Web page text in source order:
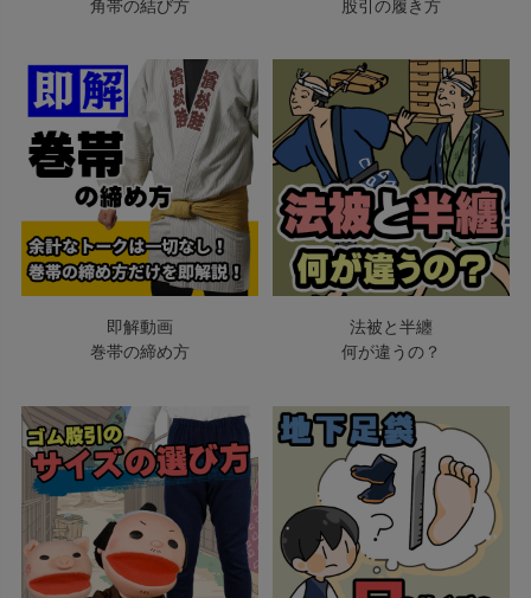
角帯の結び方 股引の履き方
即解動画
巻帯の締め方
法被と半纏
何が違うの？